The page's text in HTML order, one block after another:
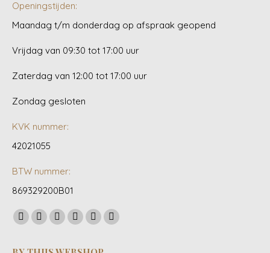
Openingstijden:
Maandag t/m donderdag op afspraak geopend
Vrijdag van 09:30 tot 17:00 uur
Zaterdag van 12:00 tot 17:00 uur
Zondag gesloten
KVK nummer:
42021055
BTW nummer:
869329200B01
Vind ons op:
Facebook
YouTubeLinkedinPinterestInstagramWhatsapp